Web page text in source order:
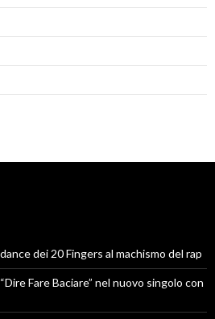
dei 20 Fingers al machismo del rap
Fare Baciare” nel nuovo singolo con